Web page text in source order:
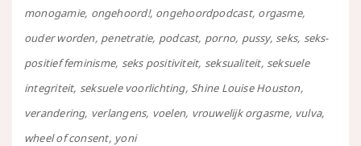
monogamie ongehoord! ongehoordpodcast orgasme
ouder worden penetratie podcast porno pussy seks seks-
positief feminisme seks positiviteit seksualiteit seksuele
integriteit seksuele voorlichting Shine Louise Houston
verandering verlangens voelen vrouwelijk orgasme vulva
wheel of consent yoni